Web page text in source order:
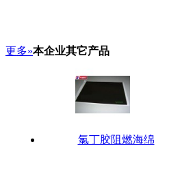
更多»本企业其它产品
氯丁胶阻燃海绵